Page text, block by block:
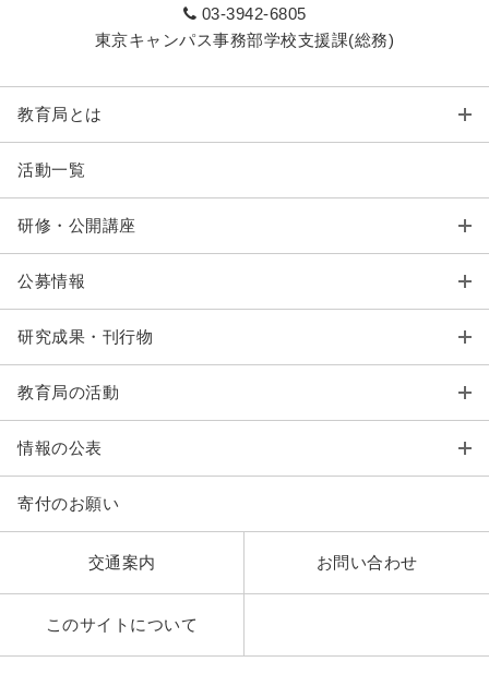
03-3942-6805
東京キャンパス事務部学校支援課(総務)
教育局とは
活動一覧
研修・公開講座
公募情報
研究成果・刊行物
教育局の活動
情報の公表
寄付のお願い
交通案内 お問い合わせ
このサイトについて